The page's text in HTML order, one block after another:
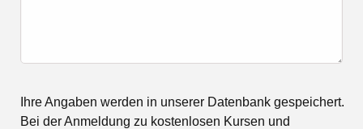
Ihre Angaben werden in unserer Datenbank gespeichert.
Bei der Anmeldung zu kostenlosen Kursen und